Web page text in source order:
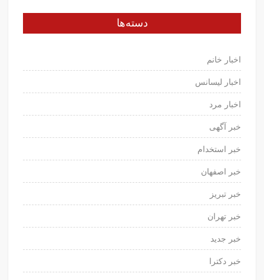
دسته‌ها
اخبار خانم
اخبار لیسانس
اخبار مرد
خبر آگهی
خبر استخدام
خبر اصفهان
خبر تبریز
خبر تهران
خبر جدید
خبر دکترا